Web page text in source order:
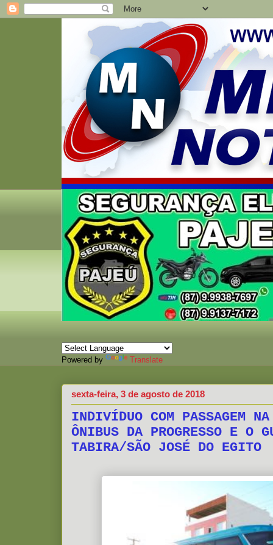
Powered by Translate
sexta-feira, 3 de agosto de 2018
INDIVÍDUO COM PASSAGEM
ÔNIBUS DA PROGRESSO E O
TABIRA/SÃO JOSÉ DO EGITO